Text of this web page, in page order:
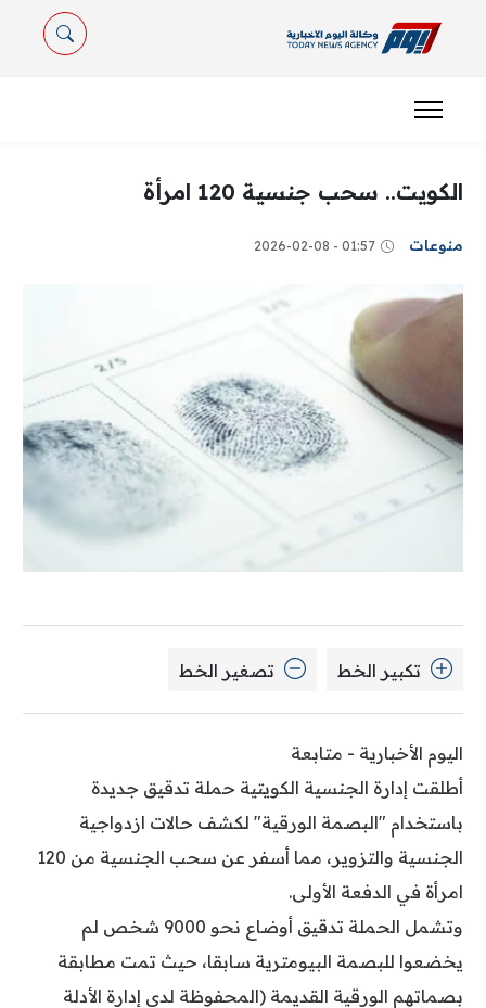
الكويت.. سحب جنسية 120 امرأة
منوعات 01:57 - 2026-02-08
تكبير الخط تصغير الخط
اليوم الأخبارية - متابعة
أطلقت إدارة الجنسية الكويتية حملة تدقيق جديدة
باستخدام "البصمة الورقية" لكشف حالات ازدواجية
الجنسية والتزوير، مما أسفر عن سحب الجنسية من 120
امرأة في الدفعة الأولى.
وتشمل الحملة تدقيق أوضاع نحو 9000 شخص لم
يخضعوا للبصمة البيومترية سابقا، حيث تمت مطابقة
بصماتهم الورقية القديمة (المحفوظة لدى إدارة الأدلة